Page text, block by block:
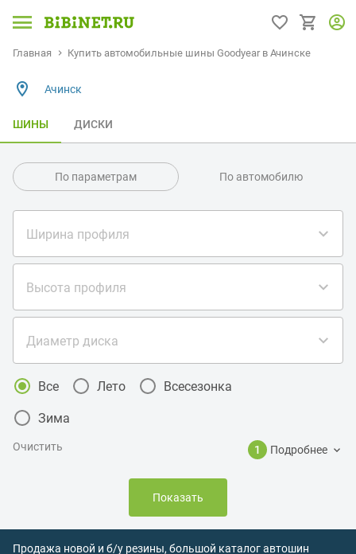
Главная Купить автомобильные шины Goodyear в Ачинске
Ачинск
ШИНЫ ДИСКИ
По параметрам По автомобилю
Ширина профиля
Высота профиля
Диаметр диска
Все Лето Всесезонка
Зима
Очистить 1 Подробнее
Показать
Продажа новой и б/у резины, большой каталог автошин